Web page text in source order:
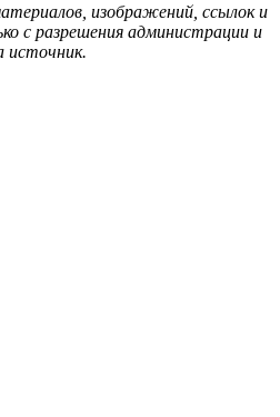
изображений, ссылок и
с разрешения администрации и
источник.